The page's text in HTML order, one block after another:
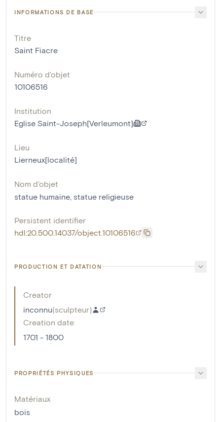
INFORMATIONS DE BASE
Titre
Saint Fiacre
Numéro d'objet
10106516
Institution
Eglise Saint-Joseph[Verleumont]
Lieu
Lierneux[localité]
Nom d'objet
statue humaine, statue religieuse
Persistent identifier
hdl:20.500.14037/object.10106516
PRODUCTION ET DATATION
Creator
inconnu(sculpteur)
Creation date
1701 - 1800
PROPRIÉTÉS PHYSIQUES
Matériaux
bois